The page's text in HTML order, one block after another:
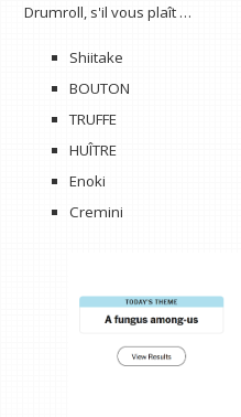
Drumroll, s'il vous plaît …
Shiitake
BOUTON
TRUFFE
HUÎTRE
Enoki
Cremini